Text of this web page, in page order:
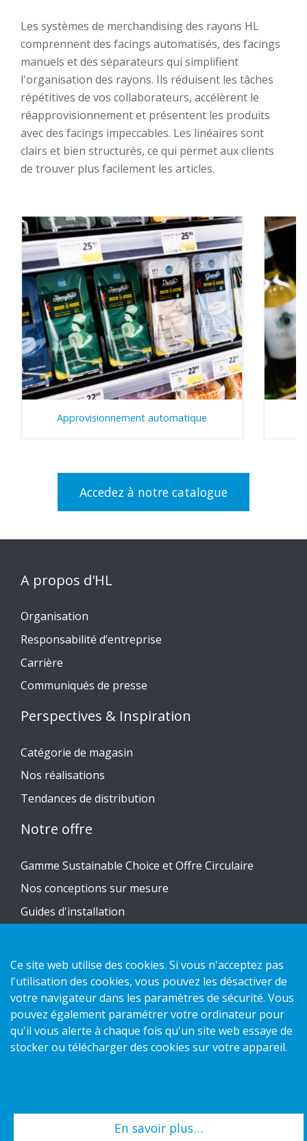
Les systèmes de merchandising des rayons HL
comprennent des facings automatisés, des facings
manuels et des séparateurs qui simplifient
l'organisation des rayons. Ils réduisent les tâches
répétitives de vos collaborateurs, accélèrent le
réapprovisionnement et présentent les produits
avec des facings impeccables. Les linéaires sont
clairs et bien structurés, ce qui permet aux clients
de trouver plus facilement les articles.
Approvisionnement automatique
Accedez à notre catalogue
A propos d'HL
Organisation
Responsabilité d’entreprise
Carrière
Communiqués de presse
Perspectives & Inspiration
Catégorie de magasin
Nos réalisations
Tendances de distribution
Notre offre
Gamme Sustainable Choice et Offre Circulaire
Nos conceptions sur mesure
Guides d'installation
Nous contacter
Politique de confidentialité
Politique des cookies
Ce site web utilise des cookies. Si vous n'acceptez pas
l'utilisation des cookies, vous pouvez les désactiver de
votre navigateur dans les paramètres de sécurité. Vous
pouvez également paramétrer votre ordinateur pour
qu'il vous alerte à chaque fois qu'un site web essaye de
stocker ou télécharger des cookies sur votre appareil.
En savoir plus…